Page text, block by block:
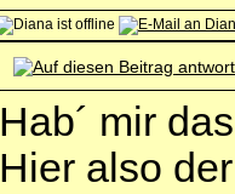
Hab´ mir
Hier also